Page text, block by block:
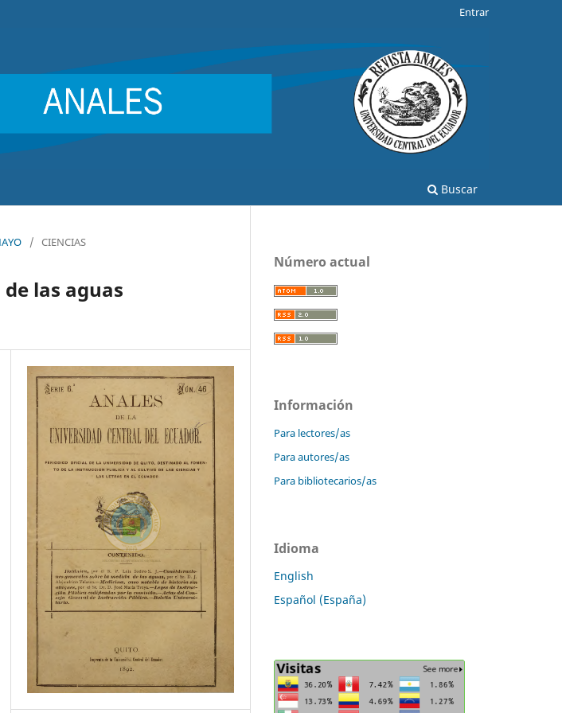
Buscar
Entrar
/ CIENCIAS
las aguas
Número actual
Información
Para lectores/as
Para autores/as
Para bibliotecarios/as
Idioma
English
Español (España)